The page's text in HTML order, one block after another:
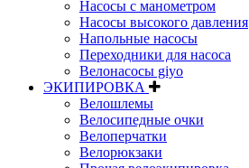
Насосы с манометром
Насосы высокого давления
Напольные насосы
Переходники для насоса
Велонасосы giyo
ЭКИПИРОВКА
Велошлемы
Велосипедные очки
Велоперчатки
Велорюкзаки